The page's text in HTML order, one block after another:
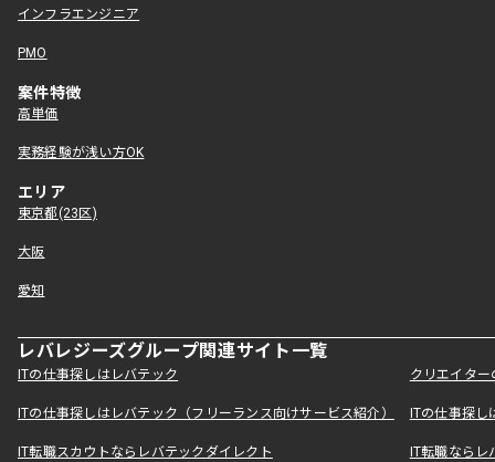
インフラエンジニア
PMO
案件特徴
高単価
実務経験が浅い方OK
エリア
東京都(23区)
大阪
愛知
レバレジーズグループ関連サイト一覧
ITの仕事探しはレバテック クリエイタ
ITの仕事探しはレバテック（フリーランス向けサービス紹介） ITの仕事探
IT転職スカウトならレバテックダイレクト IT転職なら